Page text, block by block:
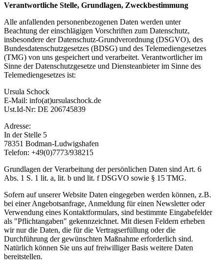
Verantwortliche Stelle, Grundlagen, Zweckbestimmung
Alle anfallenden personenbezogenen Daten werden unter
Beachtung der einschlägigen Vorschriften zum Datenschutz,
insbesondere der Datenschutz-Grundverordnung (DSGVO), des
Bundesdatenschutzgesetzes (BDSG) und des Telemediengesetzes
(TMG) von uns gespeichert und verarbeitet. Verantwortlicher im
Sinne der Datenschutzgesetze und Diensteanbieter im Sinne des
Telemediengesetzes ist:
Ursula Schock
E-Mail: info(at)ursulaschock.de
Ust.Id-Nr: DE 206745839
Adresse:
In der Stelle 5
78351 Bodman-Ludwigshafen
Telefon: +49(0)7773/938215
Grundlagen der Verarbeitung der persönlichen Daten sind Art. 6
Abs. 1 S. 1 lit. a, lit. b und lit. f DSGVO sowie § 15 TMG.
Sofern auf unserer Website Daten eingegeben werden können, z.B.
bei einer Angebotsanfrage, Anmeldung für einen Newsletter oder
Verwendung eines Kontaktformulars, sind bestimmte Eingabefelder
als "Pflichtangaben" gekennzeichnet. Mit diesen Feldern erheben
wir nur die Daten, die für die Vertragserfüllung oder die
Durchführung der gewünschten Maßnahme erforderlich sind.
Natürlich können Sie uns auf freiwilliger Basis weitere Daten
bereitstellen.